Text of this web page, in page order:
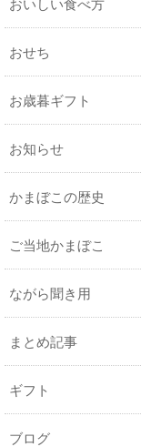
おいしい食べ方
おせち
お歳暮ギフト
お知らせ
かまぼこの歴史
ご当地かまぼこ
ながら聞き用
まとめ記事
ギフト
ブログ